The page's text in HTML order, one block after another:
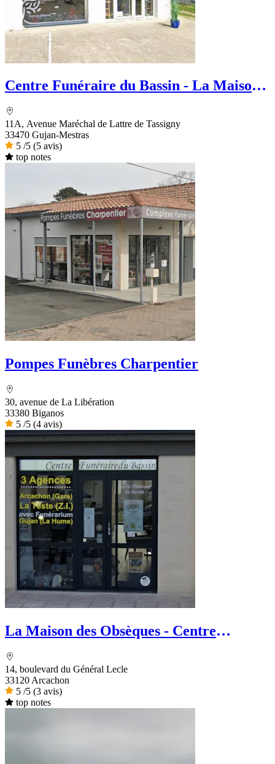
Centre Funéraire du Bassin - La Maison
11A, Avenue Maréchal de Lattre de Tassigny
33470 Gujan-Mestras
5 /5 (5 avis)
top notes
Pompes Funèbres Charpentier
30, avenue de La Libération
33380 Biganos
5 /5 (4 avis)
La Maison des Obsèques - Centre
14, boulevard du Général Lecle
33120 Arcachon
5 /5 (3 avis)
top notes